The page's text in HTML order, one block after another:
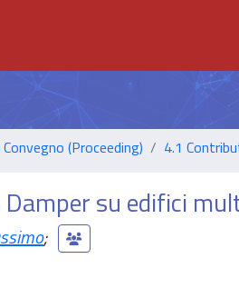
(Proceeding) 4.1
su edifici
;